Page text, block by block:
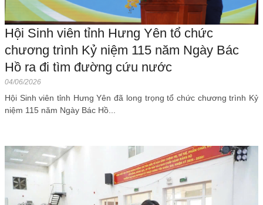
Hội Sinh viên tỉnh Hưng Yên tổ chức
chương trình Kỷ niệm 115 năm Ngày Bác
Hồ ra đi tìm đường cứu nước
04/06/2026
Hội Sinh viên tỉnh Hưng Yên đã long trọng tổ chức chương trình Kỷ
niệm 115 năm Ngày Bác Hồ...